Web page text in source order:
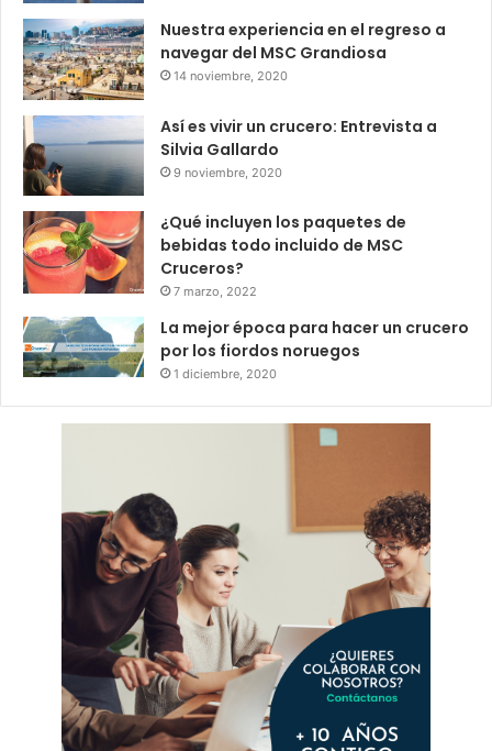
Nuestra experiencia en el regreso a
navegar del MSC Grandiosa
14 noviembre, 2020
Así es vivir un crucero: Entrevista a
Silvia Gallardo
9 noviembre, 2020
¿Qué incluyen los paquetes de
bebidas todo incluido de MSC
Cruceros?
7 marzo, 2022
La mejor época para hacer un crucero
por los fiordos noruegos
1 diciembre, 2020